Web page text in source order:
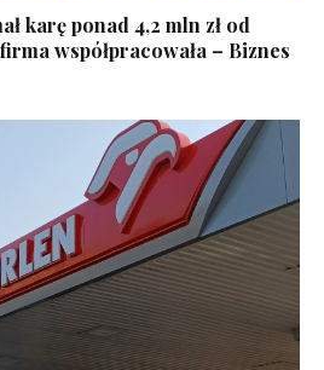
karę ponad 4,2 mln zł od
współpracowała – Biznes